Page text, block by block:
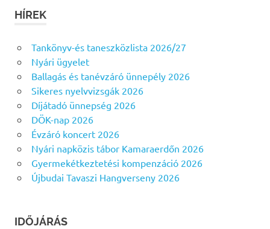
HÍREK
Tankönyv-és taneszközlista 2026/27
Nyári ügyelet
Ballagás és tanévzáró ünnepély 2026
Sikeres nyelvvizsgák 2026
Díjátadó ünnepség 2026
DÖK-nap 2026
Évzáró koncert 2026
Nyári napközis tábor Kamaraerdőn 2026
Gyermekétkeztetési kompenzáció 2026
Újbudai Tavaszi Hangverseny 2026
IDŐJÁRÁS